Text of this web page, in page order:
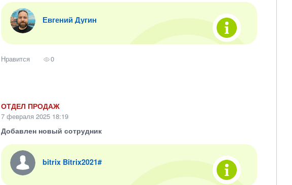
Евгений Дугин
Нравится 0
ОТДЕЛ ПРОДАЖ
7 февраля 2025 18:19
Добавлен новый сотрудник
bitrix Bitrix2021#